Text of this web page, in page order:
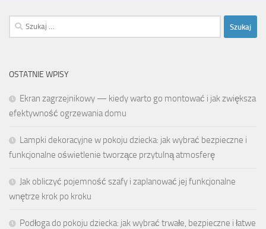
Szukaj:
OSTATNIE WPISY
Ekran zagrzejnikowy — kiedy warto go montować i jak zwiększa
efektywność ogrzewania domu
Lampki dekoracyjne w pokoju dziecka: jak wybrać bezpieczne i
funkcjonalne oświetlenie tworzące przytulną atmosferę
Jak obliczyć pojemność szafy i zaplanować jej funkcjonalne
wnętrze krok po kroku
Podłoga do pokoju dziecka: jak wybrać trwałe, bezpieczne i łatwe